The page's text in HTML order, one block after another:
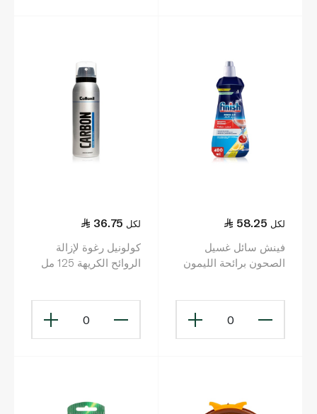
58.25 لكل
فينش سائل غسيل
الصحون برائحة الليمون
0
36.75 لكل
كولونيل رغوة لإزالة
الروائح الكريهة 125 مل
0